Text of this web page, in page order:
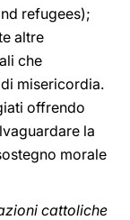
refugees);
altre
che
misericordia.
offrendo
la
morale
cattoliche